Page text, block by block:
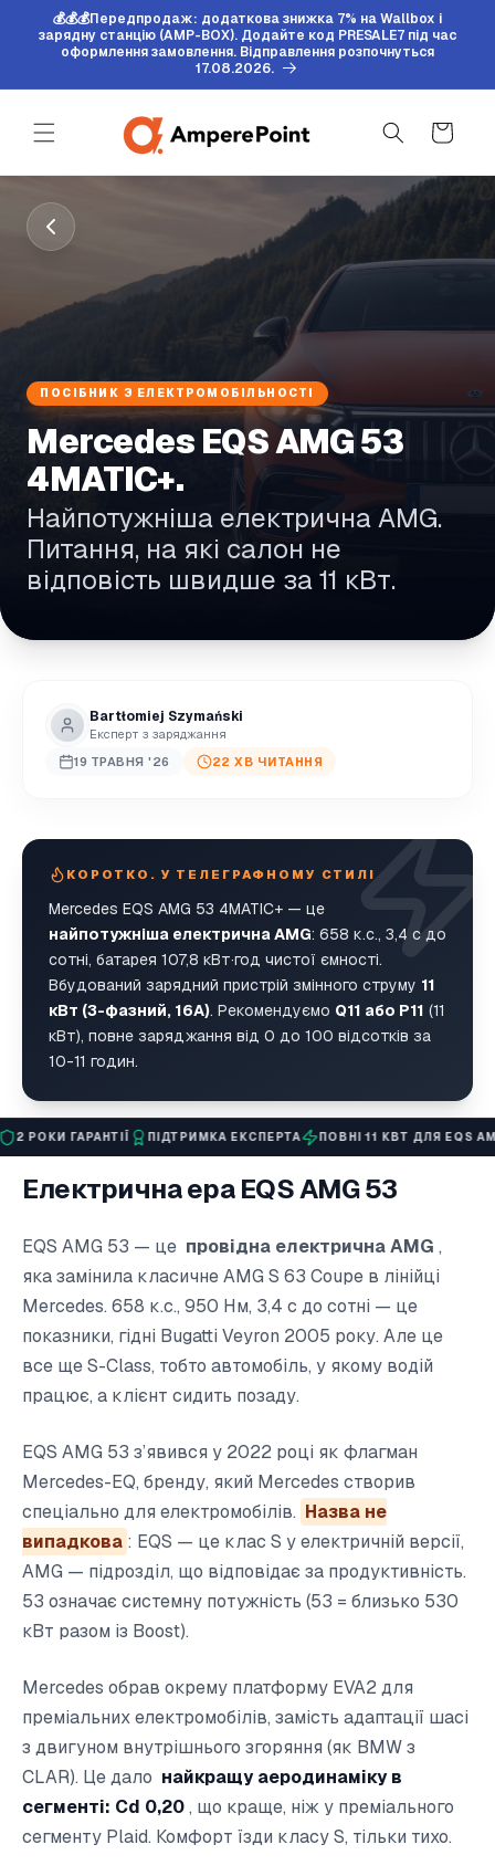
змісту
💰💰💰Передпродаж: додаткова знижка 7% на Wallbox і
зарядну станцію (AMP-BOX). Додайте код PRESALE7 під час
оформлення замовлення. Відправлення розпочнуться
17.08.2026.
Кошик
ПОСІБНИК З ЕЛЕКТРОМОБІЛЬНОСТІ
Mercedes EQS AMG 53
4MATIC+.
Найпотужніша електрична AMG.
Питання, на які салон не
відповість швидше за 11 кВт.
Bartłomiej Szymański
Експерт з заряджання
19 ТРАВНЯ '26
22 ХВ ЧИТАННЯ
КОРОТКО. У ТЕЛЕГРАФНОМУ СТИЛІ
Mercedes EQS AMG 53 4MATIC+ — це
найпотужніша електрична AMG: 658 к.с., 3,4 с до
сотні, батарея 107,8 кВт·год чистої ємності.
Вбудований зарядний пристрій змінного струму 11
кВт (3-фазний, 16А). Рекомендуємо Q11 або P11 (11
кВт), повне заряджання від 0 до 100 відсотків за
10-11 годин.
ПІДТРИМКА ЕКСПЕРТА ПОВНІ 11 КВТ ДЛЯ EQS AMG 53
Електрична ера EQS AMG 53
EQS AMG 53 — це провідна електрична AMG ,
яка замінила класичне AMG S 63 Coupe в лінійці
Mercedes. 658 к.с., 950 Нм, 3,4 с до сотні — це
показники, гідні Bugatti Veyron 2005 року. Але це
все ще S-Class, тобто автомобіль, у якому водій
працює, а клієнт сидить позаду.
EQS AMG 53 з’явився у 2022 році як флагман
Mercedes-EQ, бренду, який Mercedes створив
спеціально для електромобілів. Назва не
випадкова : EQS — це клас S у електричній версії,
AMG — підрозділ, що відповідає за продуктивність.
53 означає системну потужність (53 = близько 530
кВт разом із Boost).
Mercedes обрав окрему платформу EVA2 для
преміальних електромобілів, замість адаптації шасі
з двигуном внутрішнього згоряння (як BMW з
CLAR). Це дало найкращу аеродинаміку в
сегменті: Cd 0,20, що краще, ніж у преміального
сегменту Plaid. Комфорт їзди класу S, тільки тихо.